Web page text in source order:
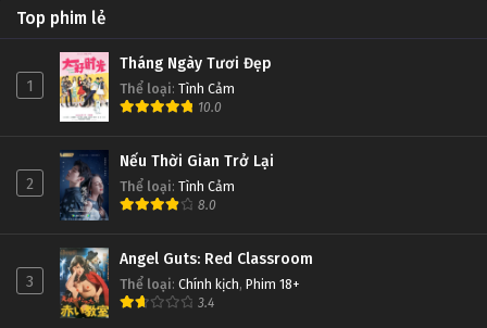
Top phim lẻ
1
Tháng Ngày Tươi Đẹp
Thể loại: Tình Cảm
10.0
2
Nếu Thời Gian Trở Lại
Thể loại: Tình Cảm
8.0
3
Angel Guts: Red Classroom
Thể loại: Chính kịch, Phim 18+
3.4